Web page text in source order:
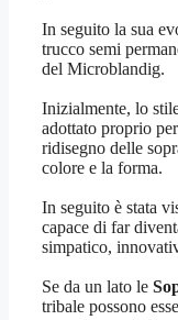
In seguito la sua
trucco semi
del Microblandig.
Inizialmente, lo
adottato proprio
ridisegno delle
colore e la forma.
In seguito è stata
capace di far
simpatico,
Se da un lato le
tribale possono